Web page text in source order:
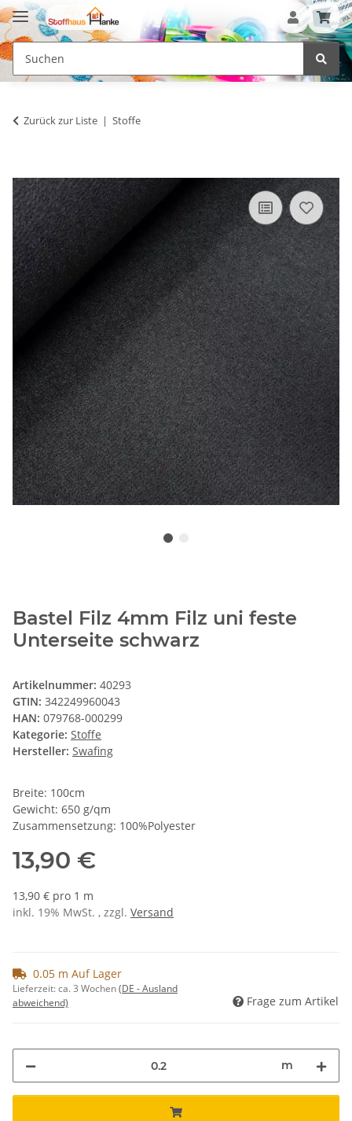
Zurück zur Liste Stoffe
Bastel Filz 4mm Filz uni feste
Unterseite schwarz
Artikelnummer: 40293
GTIN: 342249960043
HAN: 079768-000299
Kategorie: Stoffe
Hersteller: Swafing
Breite: 100cm
Gewicht: 650 g/qm
Zusammensetzung: 100%Polyester
13,90 €
13,90 € pro 1 m
inkl. 19% MwSt. , zzgl. Versand
0.05 m Auf Lager
Lieferzeit:ca. 3 Wochen(DE - Ausland
abweichend)
Frage zum Artikel
m